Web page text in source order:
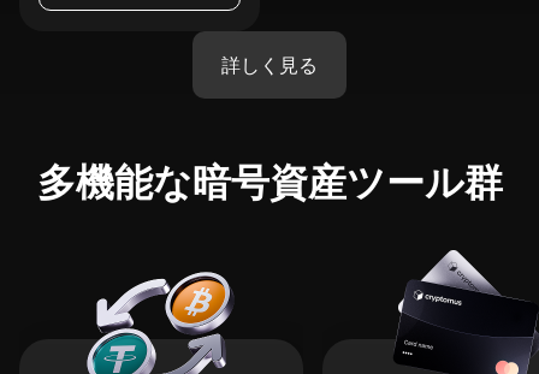
詳しく見る
多機能な暗号資産ツール群